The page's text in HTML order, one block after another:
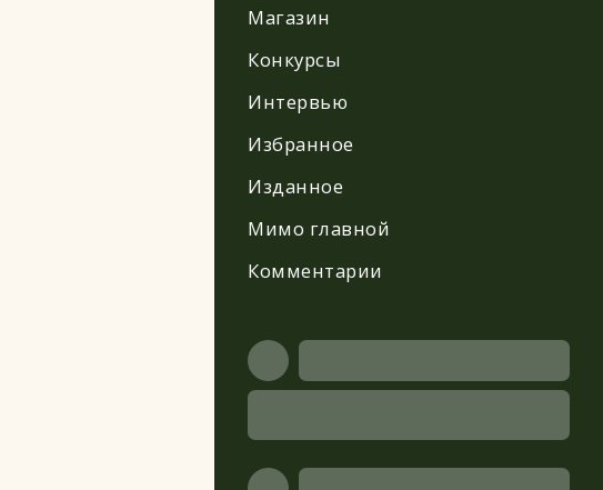
Магазин
Конкурсы
Интервью
Избранное
Изданное
Мимо главной
Комментарии